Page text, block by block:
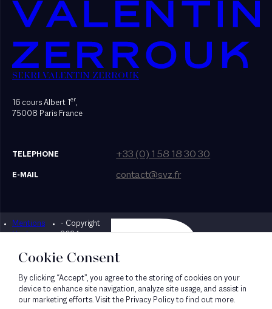
SEKRI VALENTIN ZERROUK
16 cours Albert 1er,
75008 Paris France
TELEPHONE +33 (0) 1 58 18 30 30
E-MAIL contact@svz.fr
Mentions
légales
- Copyright
2024
Designed by Bonhomme
Cookie Consent
By clicking “Accept”, you agree to the storing of cookies on your
device to enhance site navigation, analyze site usage, and assist in
our marketing efforts. Visit the Privacy Policy to find out more.